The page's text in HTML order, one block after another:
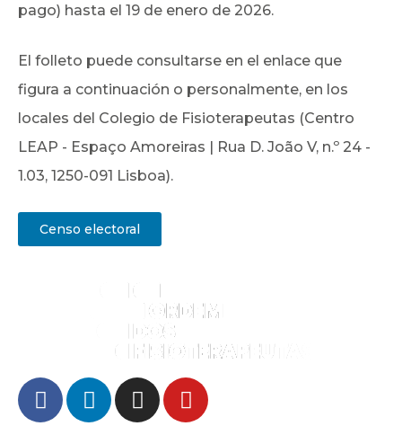
pago) hasta el 19 de enero de 2026.
El folleto puede consultarse en el enlace que
figura a continuación o personalmente, en los
locales del Colegio de Fisioterapeutas (Centro
LEAP - Espaço Amoreiras | Rua D. João V, n.º 24 -
1.03, 1250-091 Lisboa).
Censo electoral